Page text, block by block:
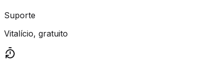
Suporte
Vitalício, gratuito